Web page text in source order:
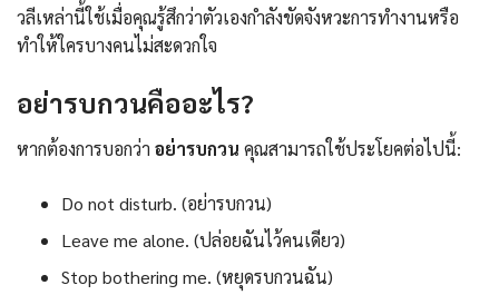
วลีเหล่านี้ใช้เมื่อคุณรู้สึกว่าตัวเองกำลังขัดจังหวะการทำงานหรือ
ทำให้ใครบางคนไม่สะดวกใจ
อย่ารบกวนคืออะไร?
หากต้องการบอกว่า อย่ารบกวน คุณสามารถใช้ประโยคต่อไปนี้:
Do not disturb. (อย่ารบกวน)
Leave me alone. (ปล่อยฉันไว้คนเดียว)
Stop bothering me. (หยุดรบกวนฉัน)